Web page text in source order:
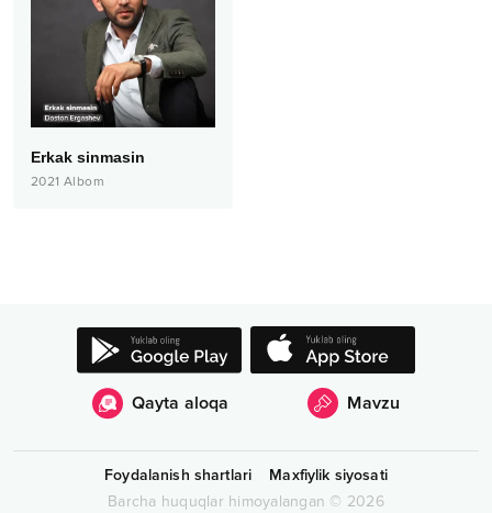
Erkak sinmasin
2021 Albom
Qayta aloqa Mavzu
Foydalanish shartlari
Maxfiylik siyosati
Barcha huquqlar himoyalangan © 2026